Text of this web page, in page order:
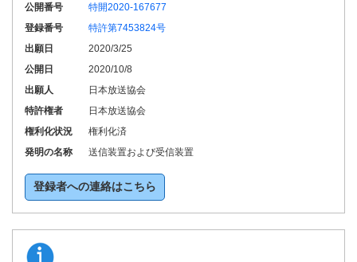
公開番号
特開2020-167677
登録番号
特許第7453824号
出願日
2020/3/25
公開日
2020/10/8
出願人
日本放送協会
特許権者
日本放送協会
権利化状況
権利化済
発明の名称
送信装置および受信装置
登録者への連絡はこちら